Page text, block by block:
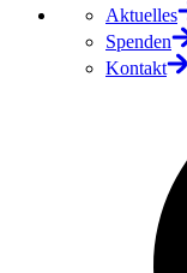
Aktuelles
Spenden
Kontakt